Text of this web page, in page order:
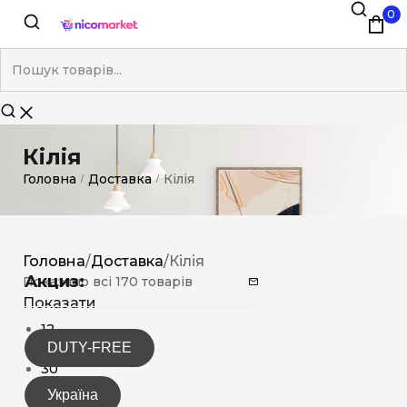
0
Кілія
Головна / Доставка / Кілія
Акциз:
DUTY-FREE
Україна
Головна/Доставка/Кілія
Показано всі 170 товарів
Показати
12
15
30